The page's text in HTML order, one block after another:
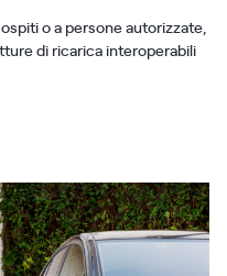
o a persone autorizzate,
di ricarica interoperabili